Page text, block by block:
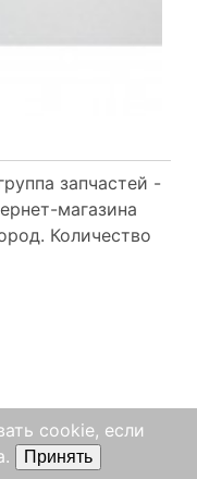
запчастей -
магазина
Количество
cookie, если
Принять